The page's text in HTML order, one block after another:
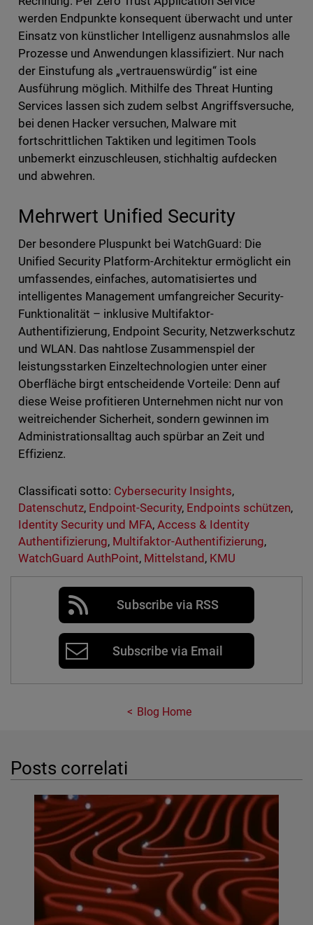
werden Endpunkte konsequent überwacht und unter
Einsatz von künstlicher Intelligenz ausnahmslos alle
Prozesse und Anwendungen klassifiziert. Nur nach
der Einstufung als „vertrauenswürdig“ ist eine
Ausführung möglich. Mithilfe des Threat Hunting
Services lassen sich zudem selbst Angriffsversuche,
bei denen Hacker versuchen, Malware mit
fortschrittlichen Taktiken und legitimen Tools
unbemerkt einzuschleusen, stichhaltig aufdecken
und abwehren.
Mehrwert Unified Security
Der besondere Pluspunkt bei WatchGuard: Die
Unified Security Platform-Architektur ermöglicht ein
umfassendes, einfaches, automatisiertes und
intelligentes Management umfangreicher Security-
Funktionalität – inklusive Multifaktor-
Authentifizierung, Endpoint Security, Netzwerkschutz
und WLAN. Das nahtlose Zusammenspiel der
leistungsstarken Einzeltechnologien unter einer
Oberfläche birgt entscheidende Vorteile: Denn auf
diese Weise profitieren Unternehmen nicht nur von
weitreichender Sicherheit, sondern gewinnen im
Administrationsalltag auch spürbar an Zeit und
Effizienz.
Classificati sotto: Cybersecurity Insights,
Datenschutz, Endpoint-Security, Endpoints schützen,
Identity Security und MFA, Access & Identity
Authentifizierung, Multifaktor-Authentifizierung,
WatchGuard AuthPoint, Mittelstand , KMU
Subscribe via RSS
Subscribe via Email
Blog Home
Posts correlati